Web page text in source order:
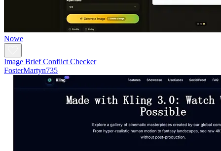
Nowe
Image Brief Conflict Checker
FosterMartyn735